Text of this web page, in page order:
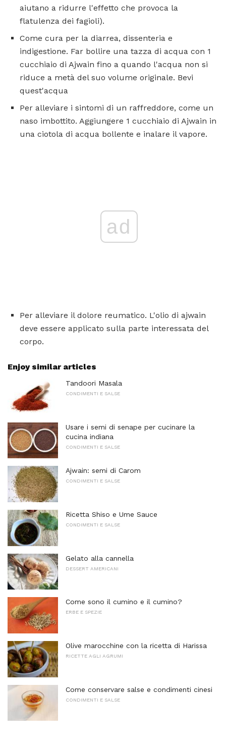
aiutano a ridurre l'effetto che provoca la
flatulenza dei fagioli).
Come cura per la diarrea, dissenteria e
indigestione. Far bollire una tazza di acqua con 1
cucchiaio di Ajwain fino a quando l'acqua non si
riduce a metà del suo volume originale. Bevi
quest'acqua
Per alleviare i sintomi di un raffreddore, come un
naso imbottito. Aggiungere 1 cucchiaio di Ajwain in
una ciotola di acqua bollente e inalare il vapore.
ad
Per alleviare il dolore reumatico. L'olio di ajwain
deve essere applicato sulla parte interessata del
corpo.
Enjoy similar articles
Tandoori Masala
CONDIMENTI E SALSE
Usare i semi di senape per cucinare la
cucina indiana
CONDIMENTI E SALSE
Ajwain: semi di Carom
CONDIMENTI E SALSE
Ricetta Shiso e Ume Sauce
CONDIMENTI E SALSE
Gelato alla cannella
DESSERT AMERICANI
Come sono il cumino e il cumino?
ERBE E SPEZIE
Olive marocchine con la ricetta di Harissa
RICETTE AGLI AGRUMI
Come conservare salse e condimenti cinesi
CONDIMENTI E SALSE